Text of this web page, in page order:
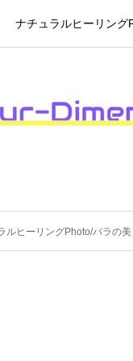
ナチュラルヒーリング
ルヒーリングPhoto/バラの